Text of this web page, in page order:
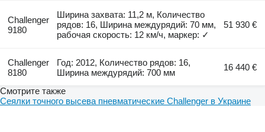
Challenger
9180
Ширина захвата: 11,2 м, Количество
рядов: 16, Ширина междурядий: 70 мм,
рабочая скорость: 12 км/ч, маркер: ✓
51 930 €
Challenger
8180
Год: 2012, Количество рядов: 16,
Ширина междурядий: 700 мм
16 440 €
Смотрите также
Сеялки точного высева пневматические Challenger в Украине